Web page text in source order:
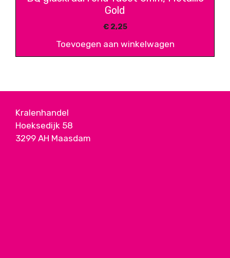
Gold
€2,25
Toevoegen aan winkelwagen
Kralenhandel
Hoeksedijk 58
3299 AH Maasdam